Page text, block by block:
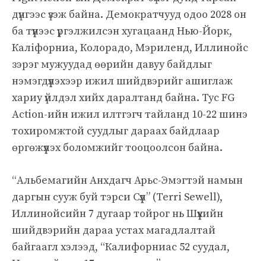
дүнгээс үзэж байна. Демократчууд одоо 2028 он
ба түүнээс үргэлжилсэн хугацаанд Нью-Йорк,
Каліфорниа, Колорадо, Мэриленд, Иллинойс
зэрэг мужуудад өөрийн давуу байдлыг
нэмэгдүүлэхээр ижил шийдвэрийг ашиглаж
хариу үйлдэл хийх даралтанд байна. Тус FG
Action-ийн ижил илтгэгч тайланд 10-22 шинэ
тохиромжтой суудлыг дараах байдлаар
өргөжүүлэх боломжийг тооцоолсон байна.
“Альбемагийн Анхдагч Арьс-Эмэгтэй намын
даргын сууж буй тэрси Сүүл” (Terri Sewell),
Иллинойсийн 7 дугаар тойрог нь Шүүхийн
шийдвэрийн дараа устах магадлалтай
байгаагл хэлээд, “Калифорниас 52 суудал,